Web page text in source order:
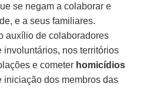
se negam a colaborar e
e a seus familiares.
auxílio de colaboradores
involuntários, nos territórios
e cometer homicídios
iniciação dos membros das